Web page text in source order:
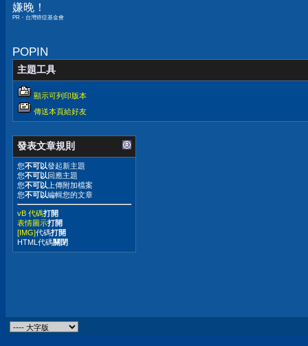
嫌晚！
PR・台灣癌症基金會
POPIN
主題工具
顯示可列印版本
傳送本頁給好友
發表文章規則
您不可以發起新主題
您不可以回應主題
您不可以 上傳附加檔案
您不可以編輯您的文章
vB 代碼打開
表情圖示打開
[IMG]代碼打開
HTML代碼關閉